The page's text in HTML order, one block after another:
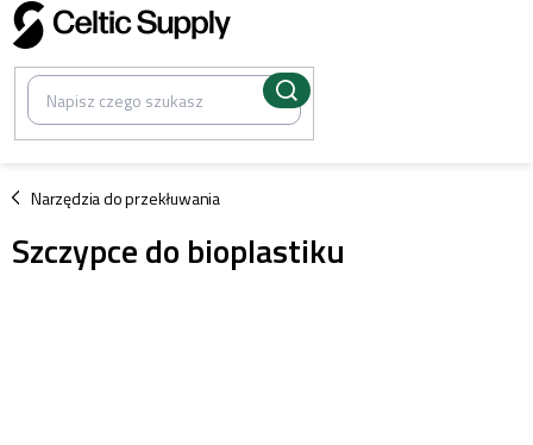
Przejść
do
treści
Narzędzia do przekłuwania
/
Szczypce do bioplastiku